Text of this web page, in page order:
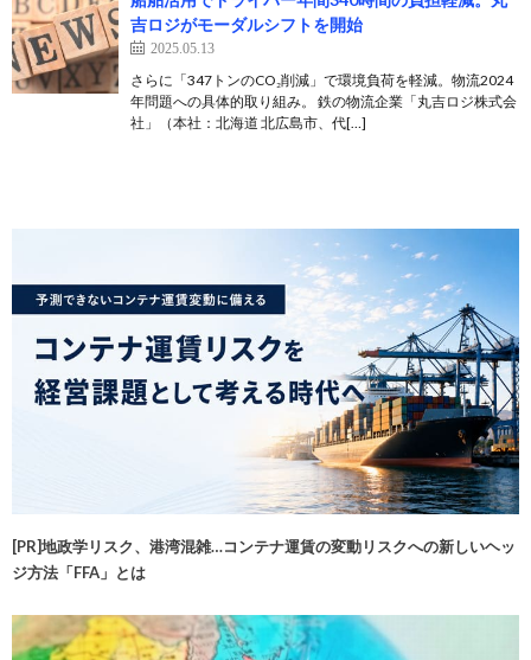
吉ロジがモーダルシフトを開始
2025.05.13
さらに「347トンのCO₂削減」で環境負荷を軽減。物流2024
年問題への具体的取り組み。 鉄の物流企業「丸吉ロジ株式会
社」（本社：北海道 北広島市、代[…]
[PR]地政学リスク、港湾混雑…コンテナ運賃の変動リスクへの新しいヘッ
ジ方法「FFA」とは